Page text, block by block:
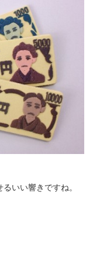
いい響きですね。